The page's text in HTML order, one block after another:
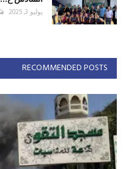
يوليو 3, 2025
RECOMMENDED POSTS